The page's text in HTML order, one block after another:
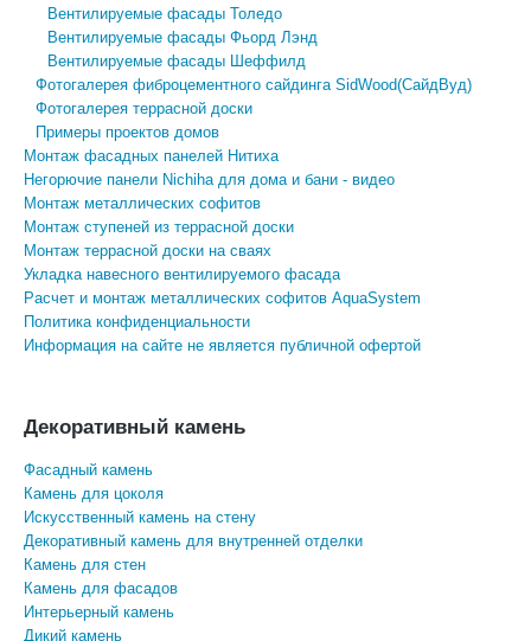
​Вентилируемые фасады Толедо
​Вентилируемые фасады Фьорд Лэнд
​Вентилируемые фасады Шеффилд
Фотогалерея фиброцементного сайдинга SidWood(СайдВуд)
Фотогалерея террасной доски
Примеры проектов домов
Монтаж фасадных панелей Нитиха
Негорючие панели Nichiha для дома и бани - видео
Монтаж металлических софитов
Монтаж ступеней из террасной доски
Монтаж террасной доски на сваях
Укладка навесного вентилируемого фасада
Расчет и монтаж металлических софитов AquaSystem
Политика конфиденциальности
Информация на сайте не является публичной офертой
Декоративный камень
Фасадный камень
Камень для цоколя
Искусственный камень на стену
Декоративный камень для внутренней отделки
Камень для стен
Камень для фасадов
Интерьерный камень
Дикий камень